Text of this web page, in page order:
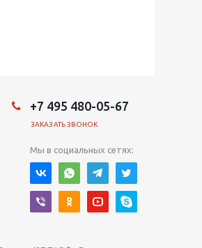
+7 495 480-05-67
ЗАКАЗАТЬ ЗВОНОК
Мы в социальных сетях: